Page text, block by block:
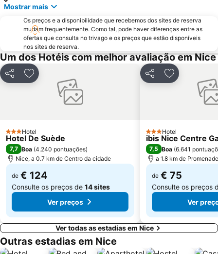
Beau Rivage
Fête du Mimosa
Nice Etoile
Praia Castel
Gare de Cagnes-sur-Mer
Plage des Pirates
Rochers de la Bocca
Riviera Beach
Aéroport de Cannes Mandelieu
Cimiez
A Colina do Castelo
Festival International du Cirque de Monte-Carlo
Gare de Nice Saint Augustin
Saint-Isidore
Plages de Cagnes-sur-Mer
Monaco-Monte Carlo Station
Porto Hércules
Port Vauban
Antibes-les-Pins plage
Menton Vieille Ville
Mostrar mais
Os preços e a disponibilidade que recebemos dos sites de reserva
mudam frequentemente. Como tal, pode haver diferenças entre as
ofertas que consulta no trivago e os preços que estão disponíveis
nos sites de reserva.
Um dos Hotéis com melhor avaliação em Nice
PartilharAdicionar aos favoritos
3 Estrelas
Hotel
Hotel De Suède
7,7 Boa (4.240 pontuações)
Nice, a 0.7 km de Centro da cidade
de € 124
Consulte os preços de 14 sites
Ver preços
PartilharAdicionar
3 Estrelas
Hotel
ibis Nice Centre
7,5 Boa (6.641
a 1.8 km de
de € 75
Consulte os preços
Ver
Ver todas as estadias em Nice
Outras estadias em Nice